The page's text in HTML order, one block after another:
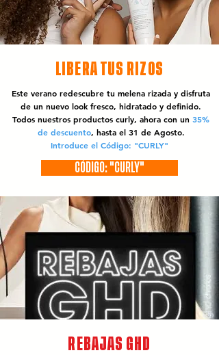
LIBERA TUS RIZOS
Este verano redescubre tu melena rizada y disfruta
de un nuevo look fresco, hidratado y definido.
Todos nuestros productos curly, ahora con un 35%
de descuento, hasta el 31 de Agosto.
Introduce el Código: "CURLY"
CÓDIGO: "CURLY"
REBAJAS GHD